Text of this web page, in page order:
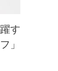
す
」